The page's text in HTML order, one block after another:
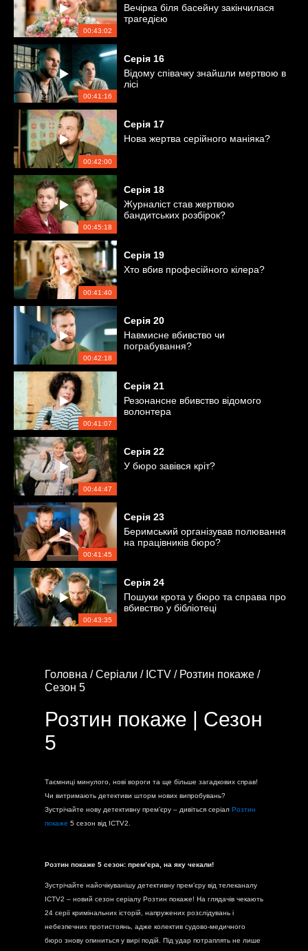
00:43:02
Вечірка біля басейну закінчилася
трагедією
00:41:16
Серія 16
Відому співачку знайшли мертвою в
лісі
00:42:00
Серія 17
Нова жертва серійного маніяка?
00:45:18
Серія 18
Журналіст став жертвою
бандитських розбірок?
00:41:40
Серія 19
Хто вбив професійного кілера?
00:42:18
Серія 20
Навмисне вбивство чи
пограбування?
00:41:07
Серія 21
Резонансне вбивство відомого
волонтера
00:44:47
Серія 22
У бюро завівся кріт?
00:41:45
Серія 23
Беримський організував полювання
на працівників бюро?
00:43:35
Серія 24
Пошуки крота у бюро та справа про
вбивство у бібліотеці
Головна /Серіали / ICTV / Розтин покаже /
Сезон 5
Розтин покаже | Сезон
5
Таємниці минулого, нові вороги та ще більше загадкових справ!
Чи витримають детективи шторм нових випробувань?
Зустрічайте нову детективну прем’єру – дивіться серіал Розтин
покаже 5 сезон від ICTV2.
Розтин покаже 5 сезон: прем’єра, на яку чекали!
Зустрічайте найочікуванішу детективну прем’єру від телеканалу
ICTV2 – новий сезон серіалу Розтин покаже! На глядачів чекають
24 серії кримінальних історій, напружених розслідувань і
небезпечних протистоянь, адже колектив судово-медичного
бюро знову опиниться у вирі подій. Під удар потраплять не лише